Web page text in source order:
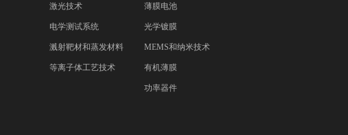
激光技术
电学测试系统
溅射靶材和蒸发材料
等离子体工艺技术
薄膜电池
光学镀膜
MEMS和纳米技术
有机薄膜
功率器件